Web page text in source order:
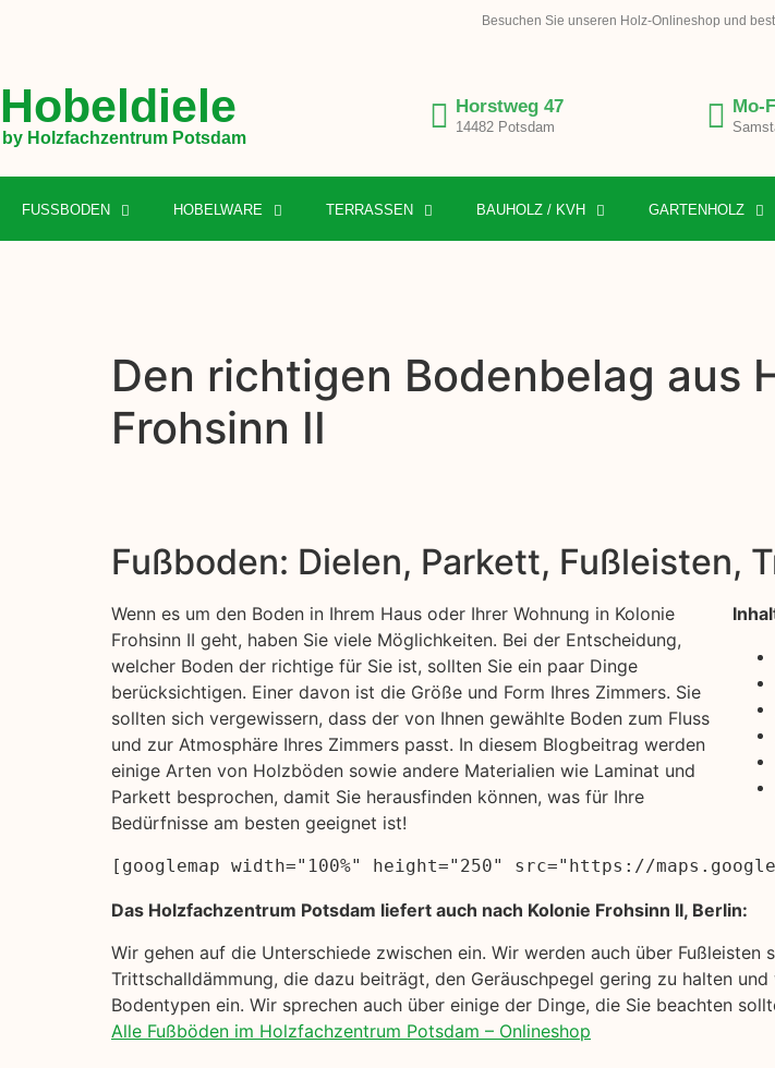
Besuchen Sie unseren Holz-Onlineshop und
Hobeldiele
by Holzfachzentrum Potsdam
Horstweg 47
14482 Potsdam
Mo-
FUSSBODEN HOBELWARE TERRASSEN BAUHOLZ / KVH GARTENHOLZ
Den richtigen Bodenbelag aus
Frohsinn II
Fußboden: Dielen, Parkett, Fußleisten,
Wenn es um den Boden in Ihrem Haus oder Ihrer Wohnung in Kolonie
Frohsinn II geht, haben Sie viele Möglichkeiten. Bei der Entscheidung,
welcher Boden der richtige für Sie ist, sollten Sie ein paar Dinge
berücksichtigen. Einer davon ist die Größe und Form Ihres Zimmers. Sie
sollten sich vergewissern, dass der von Ihnen gewählte Boden zum Fluss
und zur Atmosphäre Ihres Zimmers passt. In diesem Blogbeitrag werden
einige Arten von Holzböden sowie andere Materialien wie Laminat und
Parkett besprochen, damit Sie herausfinden können, was für Ihre
Bedürfnisse am besten geeignet ist!
[googlemap width="100%" height="250" src="https://
Das Holzfachzentrum Potsdam liefert auch nach Kolonie Frohsinn II, Berlin:
Wir gehen auf die Unterschiede zwischen ein. Wir werden auch über
Trittschalldämmung, die dazu beiträgt, den Geräuschpegel gering zu halten
Bodentypen ein. Wir sprechen auch über einige der Dinge, die Sie beachten
Alle Fußböden im Holzfachzentrum Potsdam – Onlineshop